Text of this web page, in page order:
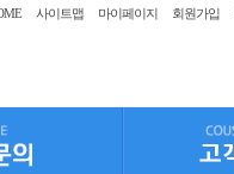
사이트맵 마이페이지 회원가입